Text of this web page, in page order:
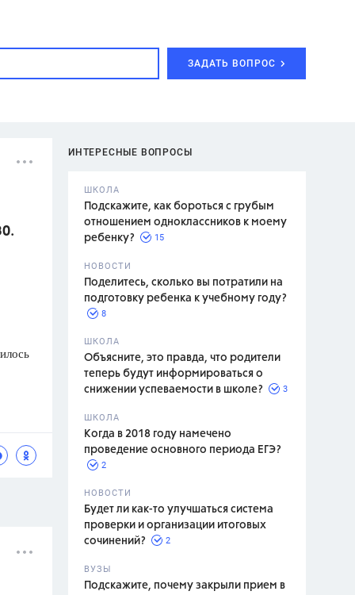
ЗАДАТЬ ВОПРОС
Л.С.,
ИНТЕРЕСНЫЕ ВОПРОСЫ
ШКОЛА
Подскажите, как бороться с грубым
отношением одноклассников к моему
ребенку?
15
НОВОСТИ
Поделитесь, сколько вы потратили на
подготовку ребенка к учебному году?
8
ШКОЛА
Объясните, это правда, что родители
теперь будут информироваться о
снижении успеваемости в школе?
3
ШКОЛА
Когда в 2018 году намечено
проведение основного периода ЕГЭ?
2
НОВОСТИ
Будет ли как-то улучшаться система
проверки и организации итоговых
сочинений?
2
ВУЗЫ
Подскажите, почему закрыли прием в